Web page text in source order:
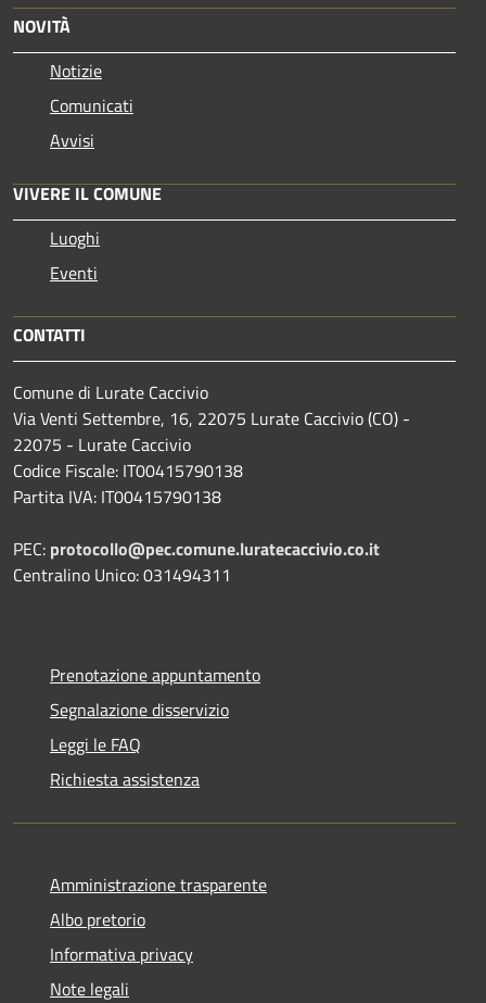
NOVITÀ
Notizie
Comunicati
Avvisi
VIVERE IL COMUNE
Luoghi
Eventi
CONTATTI
Comune di Lurate Caccivio
Via Venti Settembre, 16, 22075 Lurate Caccivio (CO) -
22075 - Lurate Caccivio
Codice Fiscale: IT00415790138
Partita IVA: IT00415790138
PEC: protocollo@pec.comune.luratecaccivio.co.it
Centralino Unico: 031494311
Prenotazione appuntamento
Segnalazione disservizio
Leggi le FAQ
Richiesta assistenza
Amministrazione trasparente
Albo pretorio
Informativa privacy
Note legali